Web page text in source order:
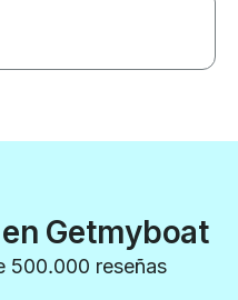
Getmyboat
500.000 reseñas